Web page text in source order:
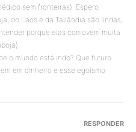
sem fronteiras). Espero
do Laos e da Tailândia são lindas,
porque elas comovem muita
o mundo está indo? Que futuro
em dinheiro e esse egoísmo
RESPONDER